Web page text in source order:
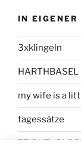
IN EIGENER
3xklingeln
HARTHBASEL
my wife is a
tagessätze